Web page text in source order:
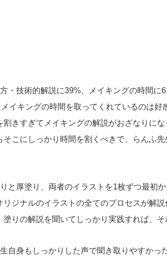
技術的解説に39%、メイキングの時間に
イキングの時間を取ってくれているのは好
きすぎてメイキングの解説がおざなりにな
こにしっかり時間を割くべきで、らんふ
と厚塗り、両者のイラストを1枚ずつ最初
ジナルのイラストの全てのプロセスが解説
りの解説を聞いてしっかり実践すれば、そ
自身もしっかりした声で聞き取りやすかっ